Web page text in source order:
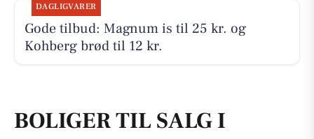
DAGLIGVARER
Gode tilbud: Magnum is til 25 kr. og
Kohberg brød til 12 kr.
BOLIGER TIL SALG I